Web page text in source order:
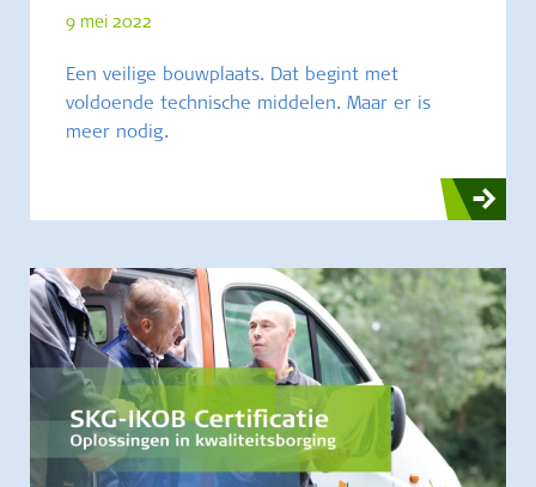
9 mei 2022
Een veilige bouwplaats. Dat begint met
voldoende technische middelen. Maar er is
meer nodig.